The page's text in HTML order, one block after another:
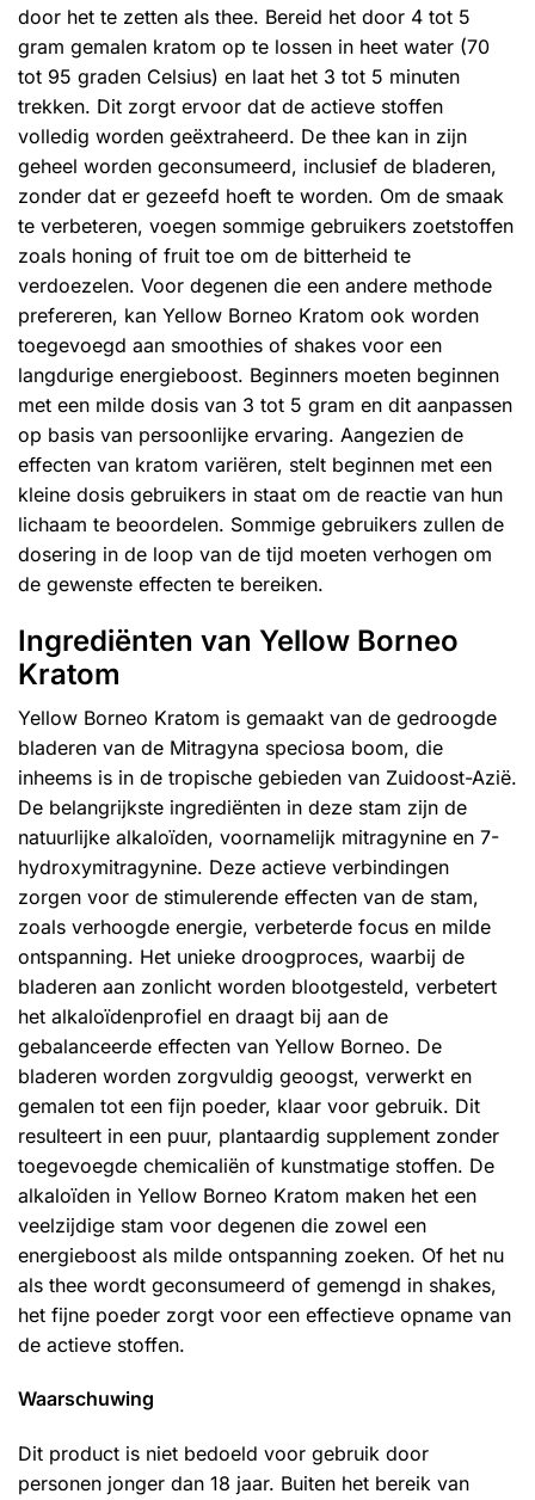
door het te zetten als thee. Bereid het door 4 tot 5
gram gemalen kratom op te lossen in heet water (70
tot 95 graden Celsius) en laat het 3 tot 5 minuten
trekken. Dit zorgt ervoor dat de actieve stoffen
volledig worden geëxtraheerd. De thee kan in zijn
geheel worden geconsumeerd, inclusief de bladeren,
zonder dat er gezeefd hoeft te worden. Om de smaak
te verbeteren, voegen sommige gebruikers zoetstoffen
zoals honing of fruit toe om de bitterheid te
verdoezelen. Voor degenen die een andere methode
prefereren, kan Yellow Borneo Kratom ook worden
toegevoegd aan smoothies of shakes voor een
langdurige energieboost. Beginners moeten beginnen
met een milde dosis van 3 tot 5 gram en dit aanpassen
op basis van persoonlijke ervaring. Aangezien de
effecten van kratom variëren, stelt beginnen met een
kleine dosis gebruikers in staat om de reactie van hun
lichaam te beoordelen. Sommige gebruikers zullen de
dosering in de loop van de tijd moeten verhogen om
de gewenste effecten te bereiken.
Ingrediënten van Yellow Borneo
Kratom
Yellow Borneo Kratom is gemaakt van de gedroogde
bladeren van de Mitragyna speciosa boom, die
inheems is in de tropische gebieden van Zuidoost-Azië.
De belangrijkste ingrediënten in deze stam zijn de
natuurlijke alkaloïden, voornamelijk mitragynine en 7-
hydroxymitragynine. Deze actieve verbindingen
zorgen voor de stimulerende effecten van de stam,
zoals verhoogde energie, verbeterde focus en milde
ontspanning. Het unieke droogproces, waarbij de
bladeren aan zonlicht worden blootgesteld, verbetert
het alkaloïdenprofiel en draagt bij aan de
gebalanceerde effecten van Yellow Borneo. De
bladeren worden zorgvuldig geoogst, verwerkt en
gemalen tot een fijn poeder, klaar voor gebruik. Dit
resulteert in een puur, plantaardig supplement zonder
toegevoegde chemicaliën of kunstmatige stoffen. De
alkaloïden in Yellow Borneo Kratom maken het een
veelzijdige stam voor degenen die zowel een
energieboost als milde ontspanning zoeken. Of het nu
als thee wordt geconsumeerd of gemengd in shakes,
het fijne poeder zorgt voor een effectieve opname van
de actieve stoffen.
Waarschuwing
Dit product is niet bedoeld voor gebruik door
personen jonger dan 18 jaar. Buiten het bereik van